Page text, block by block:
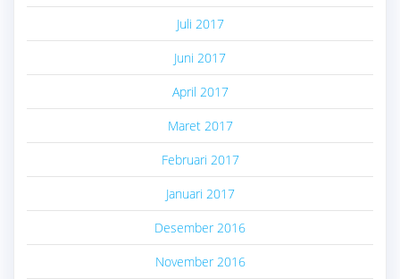
Juli 2017
Juni 2017
April 2017
Maret 2017
Februari 2017
Januari 2017
Desember 2016
November 2016